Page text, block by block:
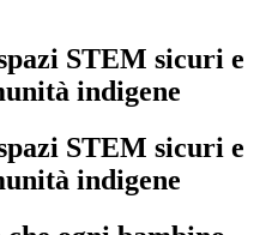
STEM sicuri e
indigene
STEM sicuri e
indigene